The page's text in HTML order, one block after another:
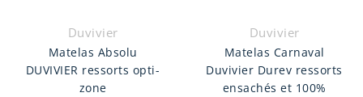
de confort 8mm et
fibres polyester. Coutil
stretch sans
traitement.
Duvivier
Matelas Absolu
DUVIVIER ressorts opti-
zone
Duvivier
Matelas Carnaval
Duvivier Durev ressorts
ensachés et 100%